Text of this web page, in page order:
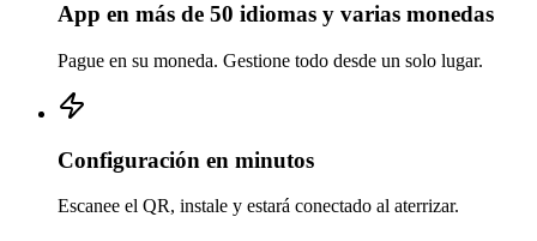
App en más de 50 idiomas y varias monedas
Pague en su moneda. Gestione todo desde un solo lugar.
Configuración en minutos
Escanee el QR, instale y estará conectado al aterrizar.